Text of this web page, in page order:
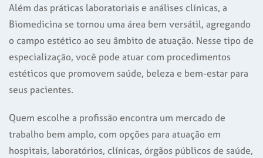
Além das práticas laboratoriais e análises clínicas, a
Biomedicina se tornou uma área bem versátil, agregando
o campo estético ao seu âmbito de atuação. Nesse tipo de
especialização, você pode atuar com procedimentos
estéticos que promovem saúde, beleza e bem-estar para
seus pacientes.
Quem escolhe a profissão encontra um mercado de
trabalho bem amplo, com opções para atuação em
hospitais, laboratórios, clínicas, órgãos públicos de saúde,